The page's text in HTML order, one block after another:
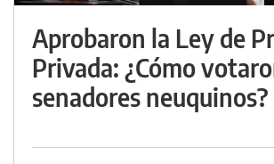
Aprobaron la Ley de
Privada: ¿Cómo
senadores neuquinos?